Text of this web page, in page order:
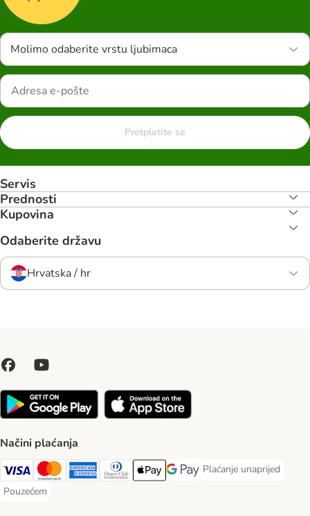
Molimo odaberite vrstu ljubimaca
Pretplatite se
Servis
Prednosti
Kupovina
Odaberite državu
Hrvatska / hr
Načini plaćanja
Visa Payment Method
MasterCard Payment Method
American Express Payment Method
Diners Club Payment Method
Payment MethodGoogle pay Payment Method
Plaćanje unaprijed
Plaćanje unaprijed
Pouzećem
Pouzećem Payment Method